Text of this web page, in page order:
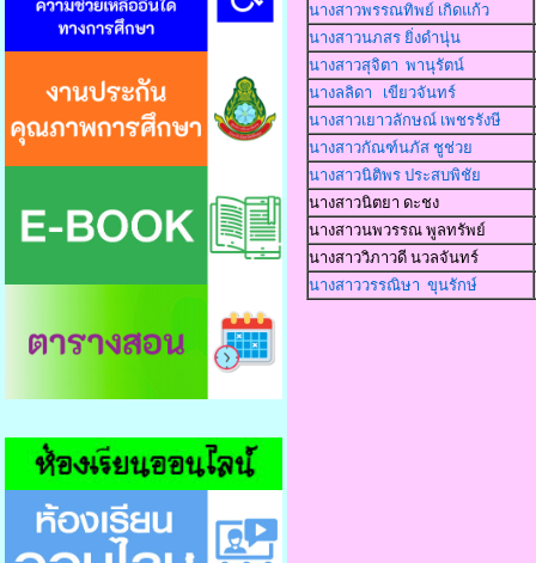
นางสาวพรรณทิพย์ เกิดแก้ว
นางสาวนภสร ยิ่งดำนุ่น
นางสาวสุจิตา พานุรัตน์
นางลลิดา เขียวจันทร์
นางสาวเยาวลักษณ์ เพชรรังษี
นางสาวกัณฑ์นภัส ชูช่วย
นางสาวนิติพร ประสบพิชัย
นางสาวนิตยา ดะชง
นางสาวนพวรรณ พูลทรัพย์
นางสาววิภาวดี นวลจันทร์
นางสาววรรณิษา ขุนรักษ์